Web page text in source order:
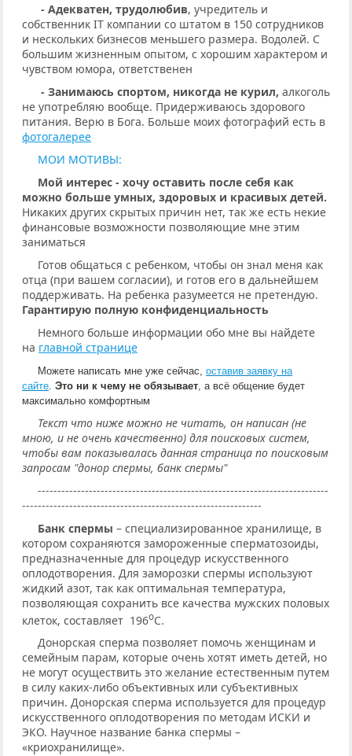
- Адекватен, трудолюбив, учредитель и
собственник IT компании со штатом в 150 сотрудников
и нескольких бизнесов меньшего размера. Водолей. С
большим жизненным опытом, с хорошим характером и
чувством юмора, ответственен
- Занимаюсь спортом, никогда не курил, алкоголь
не употребляю вообще. Придерживаюсь здорового
питания. Верю в Бога. Больше моих фотографий есть в
фотогалерее
МОИ МОТИВЫ:
Мой интерес - хочу оставить после себя как
можно больше умных, здоровых и красивых детей.
Никаких других скрытых причин нет, так же есть некие
финансовые возможности позволяющие мне этим
заниматься
Готов общаться с ребенком, чтобы он знал меня как
отца (при вашем согласии), и готов его в дальнейшем
поддерживать. На ребенка разумеется не претендую.
Гарантирую полную конфиденциальность
Немного больше информации обо мне вы найдете
на главной странице
Можете написать мне уже сейчас, оставив заявку на
сайте Это ни к чему не обязывает , а всё общение будет
максимально комфортным
Текст что ниже можно не читать, он написан (не
мною, и не очень качественно) для поисковых систем,
чтобы вам показывалась данная страница по поисковым
запросам "донор спермы, банк спермы"
--------------------------------------------------------------------------
-------------------------------------------------------------
Банк спермы – специализированное хранилище, в
котором сохраняются замороженные сперматозоиды,
предназначенные для процедур искусственного
оплодотворения. Для заморозки спермы используют
жидкий азот, так как оптимальная температура,
позволяющая сохранить все качества мужских половых
клеток, составляет 196оС.
Донорская сперма позволяет помочь женщинам и
семейным парам, которые очень хотят иметь детей, но
не могут осуществить это желание естественным путем
в силу каких-либо объективных или субъективных
причин. Донорская сперма используется для процедур
искусственного оплодотворения по методам ИСКИ и
ЭКО. Научное название банка спермы –
«криохранилище».